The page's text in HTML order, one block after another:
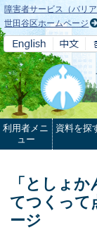
本文へ
障害者サービス（バリ
世田谷区ホームページ
利用者メニ
ュー
資料を探
「としょ
てつくって
ージ